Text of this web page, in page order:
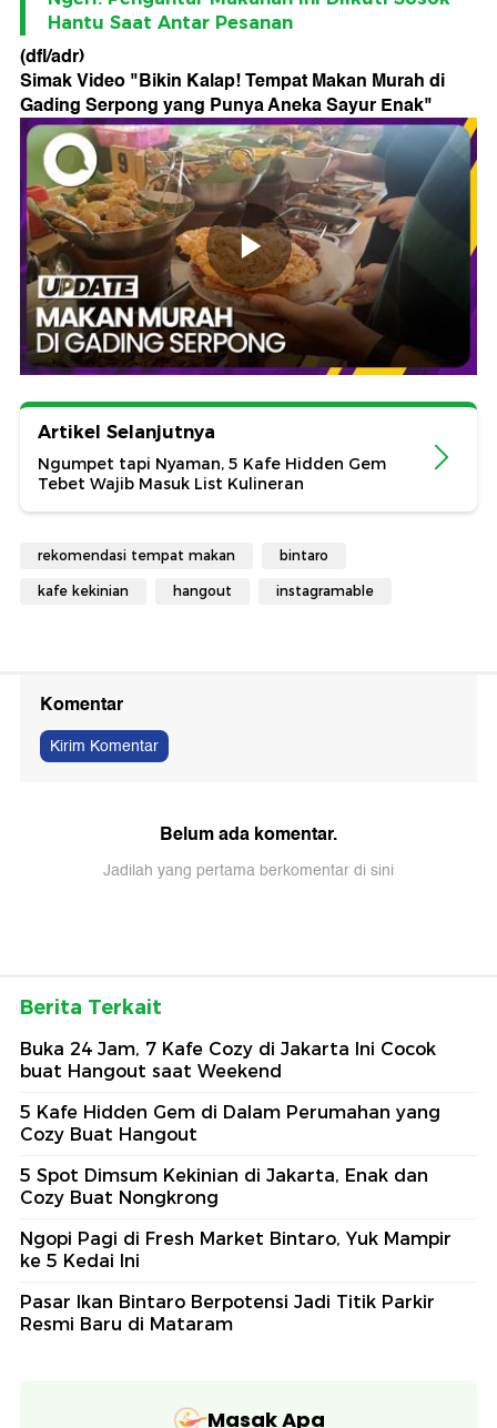
Hantu Saat Antar Pesanan
(dfl/adr)
Simak Video "Bikin Kalap! Tempat Makan Murah di
Gading Serpong yang Punya Aneka Sayur Enak"
Artikel Selanjutnya
Ngumpet tapi Nyaman, 5 Kafe Hidden Gem
Tebet Wajib Masuk List Kulineran
rekomendasi tempat makan bintaro
kafe kekinian hangout instagramable
Komentar
Kirim Komentar
Belum ada komentar.
Jadilah yang pertama berkomentar di sini
Berita Terkait
Buka 24 Jam, 7 Kafe Cozy di Jakarta Ini Cocok
buat Hangout saat Weekend
5 Kafe Hidden Gem di Dalam Perumahan yang
Cozy Buat Hangout
5 Spot Dimsum Kekinian di Jakarta, Enak dan
Cozy Buat Nongkrong
Ngopi Pagi di Fresh Market Bintaro, Yuk Mampir
ke 5 Kedai Ini
Pasar Ikan Bintaro Berpotensi Jadi Titik Parkir
Resmi Baru di Mataram
Masak Apa